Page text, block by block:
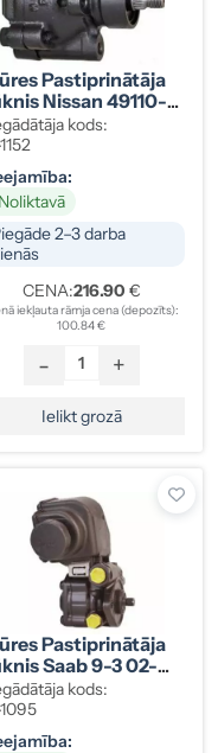
Pastiprinātāja
Nissan 49110-
kods:
Noliktavā
2–3 darba
CENA:216.90 €
iekļauta rāmja cena (depozīts):
100.84 €
- +
Ielikt grozā
Pastiprinātāja
Saab 9-3 02-
kods: